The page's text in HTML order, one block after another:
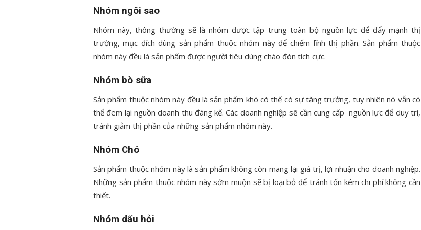
Nhóm ngôi sao
Nhóm này, thông thường sẽ là nhóm được tập trung toàn bộ nguồn lực để đẩy mạnh thị
trường, mục đích dùng sản phẩm thuộc nhóm này để chiếm lĩnh thị phần. Sản phẩm thuộc
nhóm này đều là sản phẩm được người tiêu dùng chào đón tích cực.
Nhóm bò sữa
Sản phẩm thuộc nhóm này đều là sản phẩm khó có thể có sự tăng trưởng, tuy nhiên nó vẫn có
thể đem lại nguồn doanh thu đáng kể. Các doanh nghiệp sẽ cần cung cấp nguồn lực để duy trì,
tránh giảm thị phần của những sản phẩm nhóm này.
Nhóm Chó
Sản phẩm thuộc nhóm này là sản phẩm không còn mang lại giá trị, lợi nhuận cho doanh nghiệp.
Những sản phẩm thuộc nhóm này sớm muộn sẽ bị loại bỏ để tránh tốn kém chi phí không cần
thiết.
Nhóm dấu hỏi